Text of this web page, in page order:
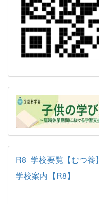
R8_学校要覧【むつ養】
学校案内【R8】